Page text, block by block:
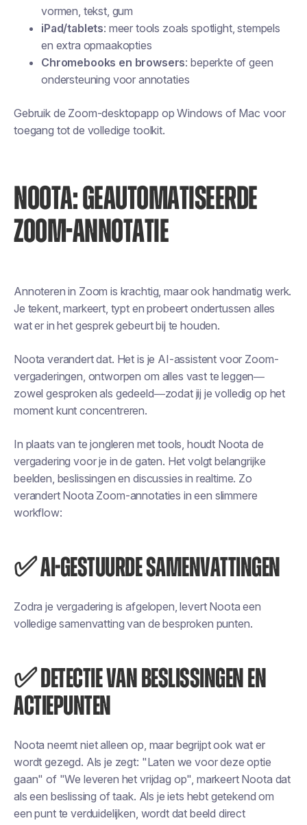
vormen, tekst, gum
iPad/tablets: meer tools zoals spotlight, stempels
en extra opmaakopties
Chromebooks en browsers: beperkte of geen
ondersteuning voor annotaties
Gebruik de Zoom-desktopapp op Windows of Mac voor
toegang tot de volledige toolkit.
NOOTA: GEAUTOMATISEERDE
ZOOM-ANNOTATIE
Annoteren in Zoom is krachtig, maar ook handmatig werk.
Je tekent, markeert, typt en probeert ondertussen alles
wat er in het gesprek gebeurt bij te houden.
Noota verandert dat. Het is je AI-assistent voor Zoom-
vergaderingen, ontworpen om alles vast te leggen—
zowel gesproken als gedeeld—zodat jij je volledig op het
moment kunt concentreren.
In plaats van te jongleren met tools, houdt Noota de
vergadering voor je in de gaten. Het volgt belangrijke
beelden, beslissingen en discussies in realtime. Zo
verandert Noota Zoom-annotaties in een slimmere
workflow:
✅ AI-GESTUURDE SAMENVATTINGEN
Zodra je vergadering is afgelopen, levert Noota een
volledige samenvatting van de besproken punten.
✅ DETECTIE VAN BESLISSINGEN EN
ACTIEPUNTEN
Noota neemt niet alleen op, maar begrijpt ook wat er
wordt gezegd. Als je zegt: "Laten we voor deze optie
gaan" of "We leveren het vrijdag op", markeert Noota dat
als een beslissing of taak. Als je iets hebt getekend om
een punt te verduidelijken, wordt dat beeld direct